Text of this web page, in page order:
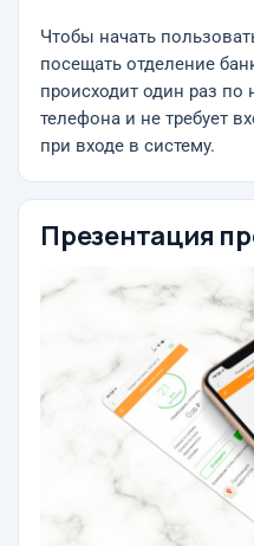
Чтобы начать
посещать отделение
происходит один раз по
телефона и не требует
при входе в систему.
Презентация